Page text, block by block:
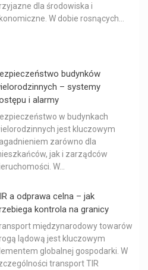
dla środowiska i
W dobie rosnących...
budynków
– systemy
i alarmy
w budynkach
jest kluczowym
zarówno dla
jak i zarządców
W...
a odprawa celna – jak
kontrola na granicy
międzynarodowy towarów
lądową jest kluczowym
globalnej gospodarki. W
transport TIR